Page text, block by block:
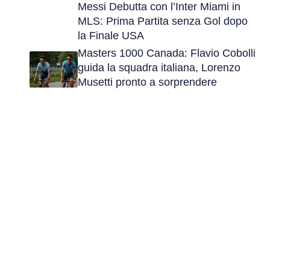
Messi Debutta con l’Inter Miami in
MLS: Prima Partita senza Gol dopo
la Finale USA
Masters 1000 Canada: Flavio Cobolli
guida la squadra italiana, Lorenzo
Musetti pronto a sorprendere